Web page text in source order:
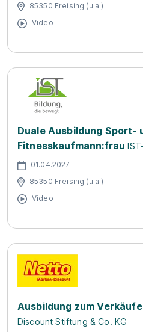
85350 Freising (u.a.)
Video
Duale Ausbildung Sport-
Fitnesskaufmann:frau
01.04.2027
85350 Freising (u.a.)
Video
Ausbildung zum
Discount Stiftung & Co. KG